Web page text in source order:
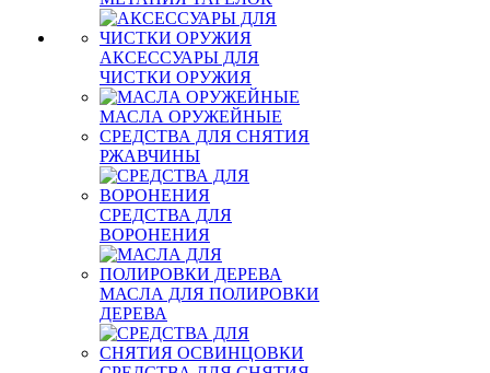
АКСЕССУАРЫ ДЛЯ
ЧИСТКИ ОРУЖИЯ
МАСЛА ОРУЖЕЙНЫЕ
СРЕДСТВА ДЛЯ СНЯТИЯ
РЖАВЧИНЫ
СРЕДСТВА ДЛЯ
ВОРОНЕНИЯ
МАСЛА ДЛЯ ПОЛИРОВКИ
ДЕРЕВА